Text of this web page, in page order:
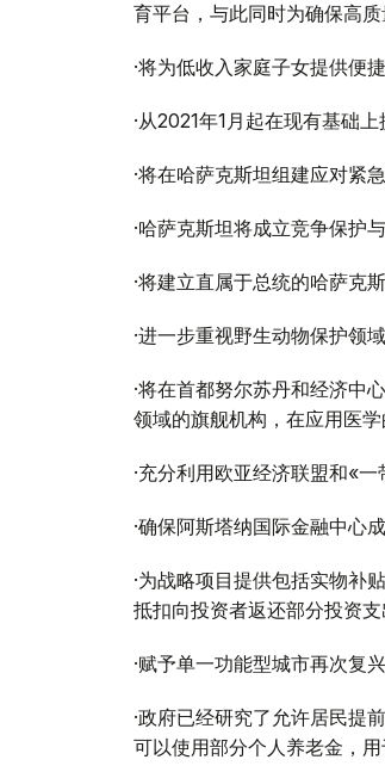
育平台，与此同时为确保高
·将为低收入家庭子女提供便
·从2021年1月起在现有基础
·将在哈萨克斯坦组建应对紧
·哈萨克斯坦将成立竞争保护
·将建立直属于总统的哈萨克
·进一步重视野生动物保护领
·将在首都努尔苏丹和经济中
领域的旗舰机构，在应用医
·充分利用欧亚经济联盟和«
·确保阿斯塔纳国际金融中心
·为战略项目提供包括实物补
抵扣向投资者返还部分投资支
·赋予单一功能型城市再次复
·政府已经研究了允许居民提
可以使用部分个人养老金，